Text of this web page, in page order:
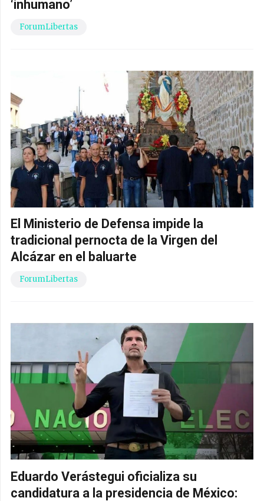
‘inhumano’
ForumLibertas
El Ministerio de Defensa impide la
tradicional pernocta de la Virgen del
Alcázar en el baluarte
ForumLibertas
Eduardo Verástegui oficializa su
candidatura a la presidencia de México: